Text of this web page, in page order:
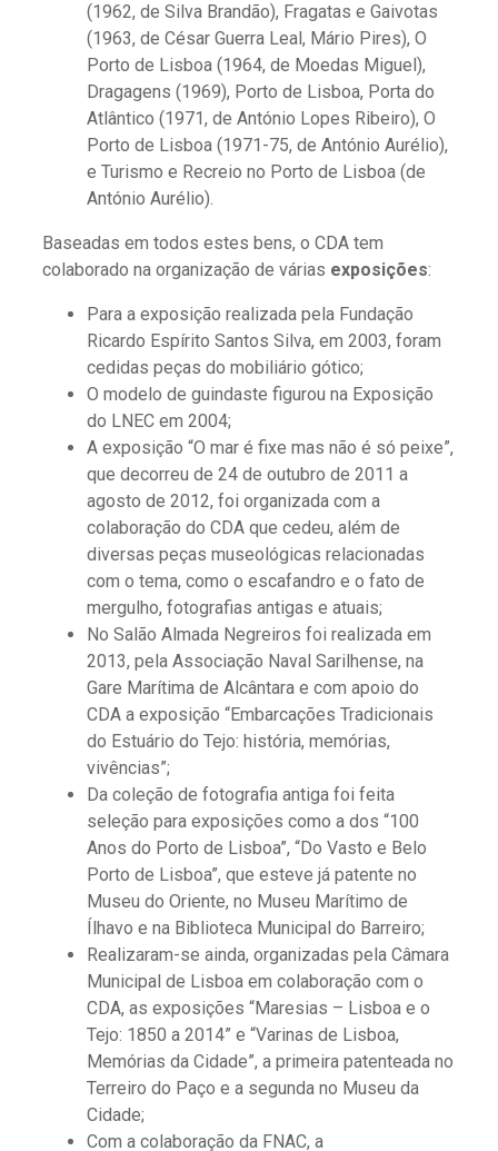
(1962, de Silva Brandão), Fragatas e Gaivotas
(1963, de César Guerra Leal, Mário Pires), O
Porto de Lisboa (1964, de Moedas Miguel),
Dragagens (1969), Porto de Lisboa, Porta do
Atlântico (1971, de António Lopes Ribeiro), O
Porto de Lisboa (1971-75, de António Aurélio),
e Turismo e Recreio no Porto de Lisboa (de
António Aurélio).
Baseadas em todos estes bens, o CDA tem
colaborado na organização de várias exposições:
Para a exposição realizada pela Fundação
Ricardo Espírito Santos Silva, em 2003, foram
cedidas peças do mobiliário gótico;
O modelo de guindaste figurou na Exposição
do LNEC em 2004;
A exposição “O mar é fixe mas não é só peixe”,
que decorreu de 24 de outubro de 2011 a
agosto de 2012, foi organizada com a
colaboração do CDA que cedeu, além de
diversas peças museológicas relacionadas
com o tema, como o escafandro e o fato de
mergulho, fotografias antigas e atuais;
No Salão Almada Negreiros foi realizada em
2013, pela Associação Naval Sarilhense, na
Gare Marítima de Alcântara e com apoio do
CDA a exposição “Embarcações Tradicionais
do Estuário do Tejo: história, memórias,
vivências”;
Da coleção de fotografia antiga foi feita
seleção para exposições como a dos “100
Anos do Porto de Lisboa”, “Do Vasto e Belo
Porto de Lisboa”, que esteve já patente no
Museu do Oriente, no Museu Marítimo de
Ílhavo e na Biblioteca Municipal do Barreiro;
Realizaram-se ainda, organizadas pela Câmara
Municipal de Lisboa em colaboração com o
CDA, as exposições “Maresias – Lisboa e o
Tejo: 1850 a 2014” e “Varinas de Lisboa,
Memórias da Cidade”, a primeira patenteada no
Terreiro do Paço e a segunda no Museu da
Cidade;
Com a colaboração da FNAC, a